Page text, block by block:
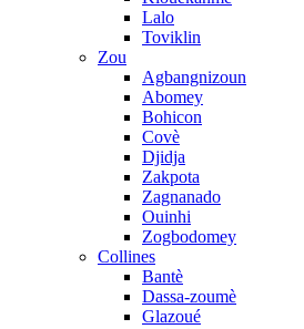
Lalo
Toviklin
Zou
Agbangnizoun
Abomey
Bohicon
Covè
Djidja
Zakpota
Zagnanado
Ouinhi
Zogbodomey
Collines
Bantè
Dassa-zoumè
Glazoué